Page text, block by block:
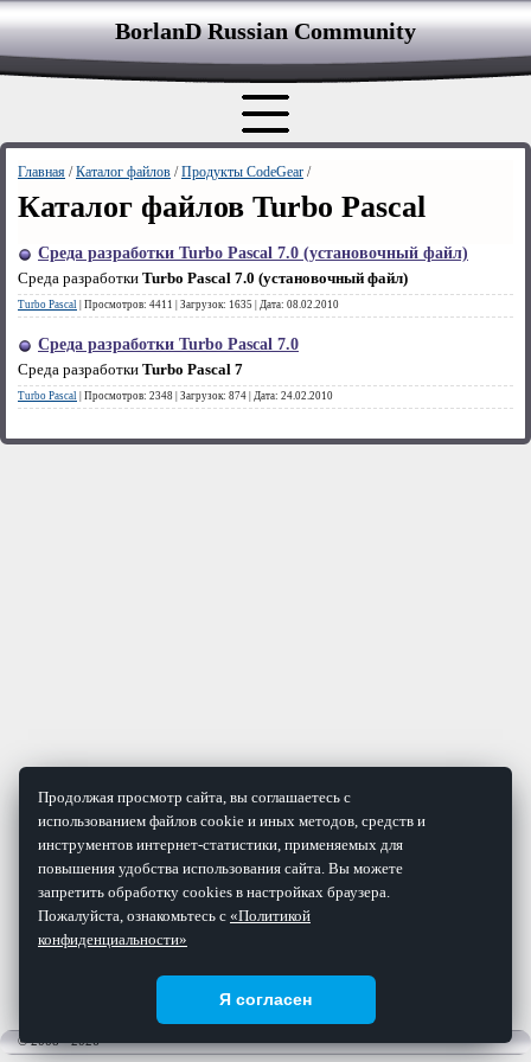
BorlanD Russian Сommunity
Главная /Каталог файлов /Продукты CodeGear /
Каталог файлов Turbo Pascal
Среда разработки Turbo Pascal 7.0 (установочный файл)
Среда разработки Turbo Pascal 7.0 (установочный файл)
Turbo Pascal Просмотров: 4411 Загрузок: 1635 Дата: 08.02.2010
Среда разработки Turbo Pascal 7.0
Среда разработки Turbo Pascal 7
Turbo Pascal Просмотров: 2348 Загрузок: 874 Дата: 24.02.2010
© 2008 - 2026
Продолжая просмотр сайта, вы соглашаетесь с
использованием файлов cookie и иных методов, средств и
инструментов интернет-статистики, применяемых для
повышения удобства использования сайта. Вы можете
запретить обработку cookies в настройках браузера.
Пожалуйста, ознакомьтесь с «Политикой
конфиденциальности»
Я согласен